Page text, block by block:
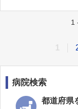
1
病院検索
都道府県